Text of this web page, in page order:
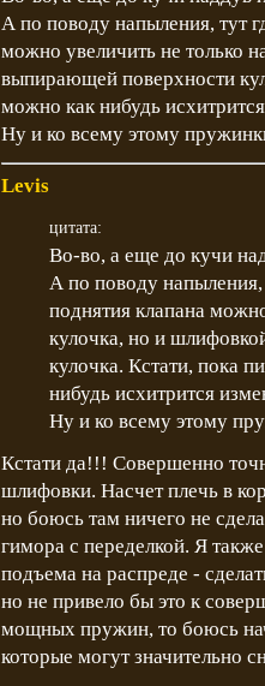
А по поводу напыления, тут
можно увеличить не только
выпирающей поверхности
можно как нибудь
Ну и ко всему этому
Levis
цитата:
Во-во, а еще до кучи
А по поводу напыления,
поднятия клапана
кулочка, но и
кулочка. Кстати, пока
нибудь исхитрится
Ну и ко всему этому
Кстати да!!! Совершенно
шлифовки. Насчет плечь в
но боюсь там ничего не
гимора с переделкой. Я
подъема на распреде -
но не привело бы это к
мощных пружин, то боюсь
которые могут значительно